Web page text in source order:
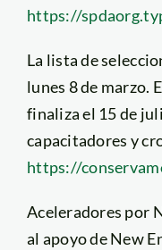
https://
La lista de
lunes 8 de marzo.
finaliza el 15 de
capacitadores y
https://
Aceleradores por
al apoyo de New